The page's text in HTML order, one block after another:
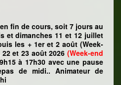
fin de cours, soit 7 jours au
et dimanches 11 et 12 juillet
les + 1er et 2 août (Week-
22 et 23 août 2026(Week-end
à 17h30 avec une pause
de midi.. Animateur de